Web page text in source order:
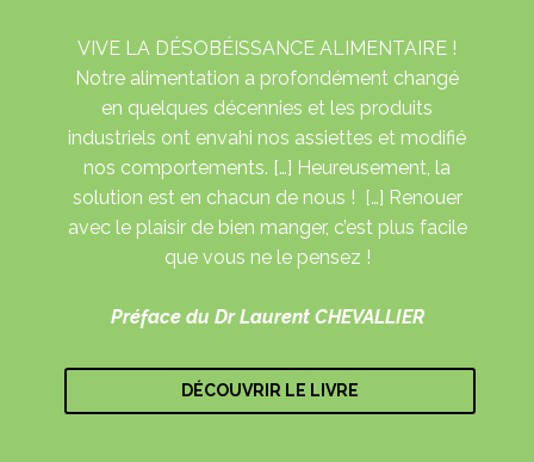
VIVE LA DÉSOBÉISSANCE ALIMENTAIRE !
Notre alimentation a profondément changé
en quelques décennies et les produits
industriels ont envahi nos assiettes et modifié
nos comportements. […] Heureusement, la
solution est en chacun de nous ! […] Renouer
avec le plaisir de bien manger, c’est plus facile
que vous ne le pensez !
Préface du Dr Laurent CHEVALLIER
DÉCOUVRIR LE LIVRE